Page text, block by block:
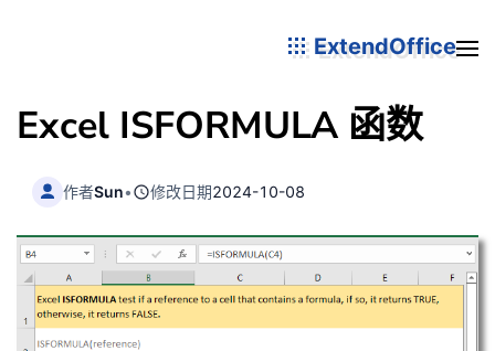
ExtendOffice
Excel ISFORMULA 函数
作者Sun• 修改日期2024-10-08